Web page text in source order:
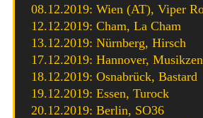
08.12.2019: Wien (AT), Viper
12.12.2019: Cham, La Cham
13.12.2019: Nürnberg, Hirsch
17.12.2019: Hannover,
18.12.2019: Osnabrück, Bastard
19.12.2019: Essen, Turock
20.12.2019: Berlin, SO36